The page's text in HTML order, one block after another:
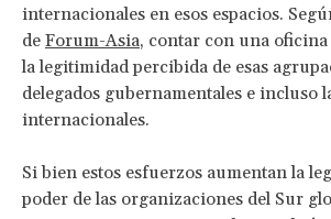
internacionales en esos espacios.
de Forum-Asia, contar con una
la legitimidad percibida de esas
delegados gubernamentales e incluso
internacionales.
Si bien estos esfuerzos aumentan la
poder de las organizaciones del Sur